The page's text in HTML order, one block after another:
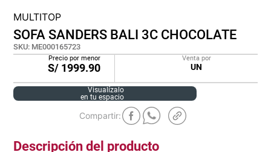
MULTITOP
SOFA SANDERS BALI 3C CHOCOLATE
SKU: ME000165723
Precio por menor
S/ 1999.90
Venta por
UN
Visualízalo
en tu espacio
Descripción del producto